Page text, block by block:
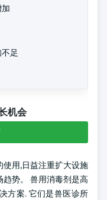
足
机会
用,日益注重扩大设施
势。 兽用消毒剂是高
方案. 它们是兽医诊所